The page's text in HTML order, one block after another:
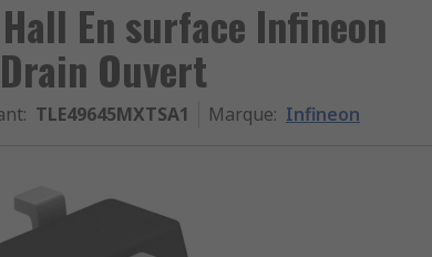
En surface Infineon
Ouvert
: TLE49645MXTSA1 Marque: Infineon